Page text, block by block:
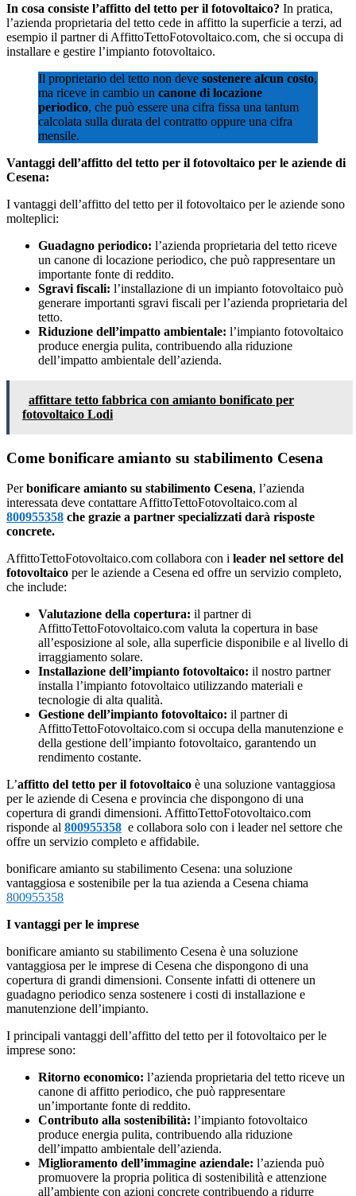
In cosa consiste l’affitto del tetto per il fotovoltaico? In pratica,
l’azienda proprietaria del tetto cede in affitto la superficie a terzi, ad
esempio il partner di AffittoTettoFotovoltaico.com, che si occupa di
installare e gestire l’impianto fotovoltaico.
Il proprietario del tetto non deve sostenere alcun costo,
ma riceve in cambio un canone di locazione
periodico, che può essere una cifra fissa una tantum
calcolata sulla durata del contratto oppure una cifra
mensile.
Vantaggi dell’affitto del tetto per il fotovoltaico per le aziende di
Cesena:
I vantaggi dell’affitto del tetto per il fotovoltaico per le aziende sono
molteplici:
Guadagno periodico: l’azienda proprietaria del tetto riceve
un canone di locazione periodico, che può rappresentare un
importante fonte di reddito.
Sgravi fiscali: l’installazione di un impianto fotovoltaico può
generare importanti sgravi fiscali per l’azienda proprietaria del
tetto.
Riduzione dell’impatto ambientale: l’impianto fotovoltaico
produce energia pulita, contribuendo alla riduzione
dell’impatto ambientale dell’azienda.
affittare tetto fabbrica con amianto bonificato per
fotovoltaico Lodi
Come bonificare amianto su stabilimento Cesena
Perbonificare amianto su stabilimento Cesena, l’azienda
interessata deve contattare AffittoTettoFotovoltaico.com al
800955358 che grazie a partner specializzati darà risposte
concrete.
AffittoTettoFotovoltaico.com collabora con i leader nel settore del
fotovoltaico per le aziende a Cesena ed offre un servizio completo,
che include:
Valutazione della copertura: il partner di
AffittoTettoFotovoltaico.com valuta la copertura in base
all’esposizione al sole, alla superficie disponibile e al livello di
irraggiamento solare.
Installazione dell’impianto fotovoltaico: il nostro partner
installa l’impianto fotovoltaico utilizzando materiali e
tecnologie di alta qualità.
Gestione dell’impianto fotovoltaico: il partner di
AffittoTettoFotovoltaico.com si occupa della manutenzione e
della gestione dell’impianto fotovoltaico, garantendo un
rendimento costante.
L’affitto del tetto per il fotovoltaico è una soluzione vantaggiosa
per le aziende di Cesena e provincia che dispongono di una
copertura di grandi dimensioni. AffittoTettoFotovoltaico.com
risponde al 800955358 e collabora solo con i leader nel settore che
offre un servizio completo e affidabile.
bonificare amianto su stabilimento Cesena: una soluzione
vantaggiosa e sostenibile per la tua azienda a Cesena chiama
800955358
I vantaggi per le imprese
bonificare amianto su stabilimento Cesena è una soluzione
vantaggiosa per le imprese di Cesena che dispongono di una
copertura di grandi dimensioni. Consente infatti di ottenere un
guadagno periodico senza sostenere i costi di installazione e
manutenzione dell’impianto.
I principali vantaggi dell’affitto del tetto per il fotovoltaico per le
imprese sono:
Ritorno economico: l’azienda proprietaria del tetto riceve un
canone di affitto periodico, che può rappresentare
un’importante fonte di reddito.
Contributo alla sostenibilità: l’impianto fotovoltaico
produce energia pulita, contribuendo alla riduzione
dell’impatto ambientale dell’azienda.
Miglioramento dell’immagine aziendale: l’azienda può
promuovere la propria politica di sostenibilità e attenzione
all’ambiente con azioni concrete contribuendo a ridurre